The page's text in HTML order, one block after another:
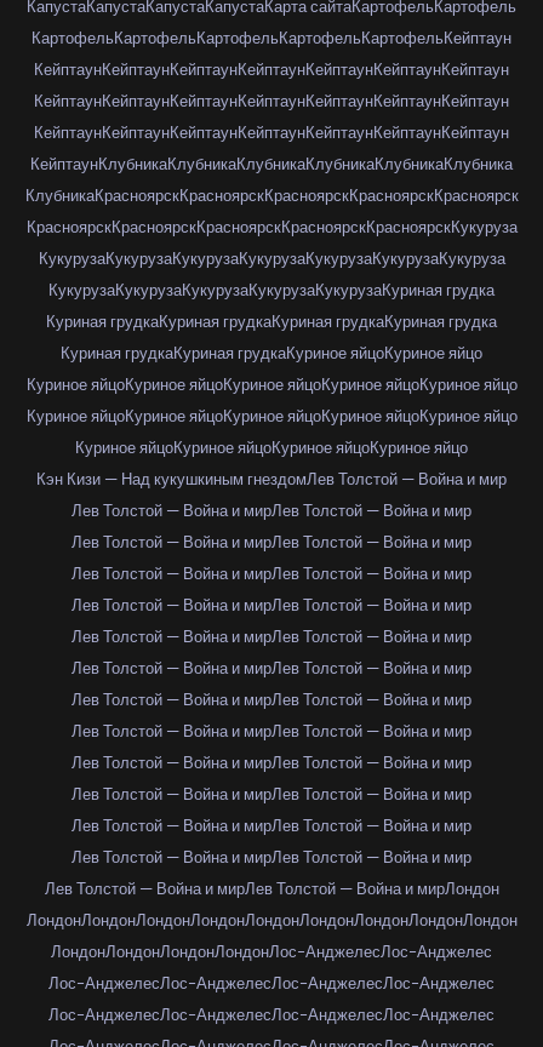
КапустаКапустаКапустаКапустаКарта сайтаКартофельКартофель
КартофельКартофельКартофельКартофельКартофельКейптаун
КейптаунКейптаунКейптаунКейптаунКейптаунКейптаунКейптаун
КейптаунКейптаунКейптаунКейптаунКейптаунКейптаунКейптаун
КейптаунКейптаунКейптаунКейптаунКейптаунКейптаунКейптаун
КейптаунКлубникаКлубникаКлубникаКлубникаКлубникаКлубника
КлубникаКрасноярскКрасноярскКрасноярскКрасноярскКрасноярск
КрасноярскКрасноярскКрасноярскКрасноярскКрасноярскКукуруза
КукурузаКукурузаКукурузаКукурузаКукурузаКукурузаКукуруза
КукурузаКукурузаКукурузаКукурузаКукурузаКуриная грудка
Куриная грудкаКуриная грудкаКуриная грудкаКуриная грудка
Куриная грудкаКуриная грудкаКуриное яйцоКуриное яйцо
Куриное яйцоКуриное яйцоКуриное яйцоКуриное яйцоКуриное яйцо
Куриное яйцоКуриное яйцоКуриное яйцоКуриное яйцоКуриное яйцо
Куриное яйцоКуриное яйцоКуриное яйцоКуриное яйцо
Кэн Кизи — Над кукушкиным гнездомЛев Толстой — Война и мир
Лев Толстой — Война и мирЛев Толстой — Война и мир
Лев Толстой — Война и мирЛев Толстой — Война и мир
Лев Толстой — Война и мирЛев Толстой — Война и мир
Лев Толстой — Война и мирЛев Толстой — Война и мир
Лев Толстой — Война и мирЛев Толстой — Война и мир
Лев Толстой — Война и мирЛев Толстой — Война и мир
Лев Толстой — Война и мирЛев Толстой — Война и мир
Лев Толстой — Война и мирЛев Толстой — Война и мир
Лев Толстой — Война и мирЛев Толстой — Война и мир
Лев Толстой — Война и мирЛев Толстой — Война и мир
Лев Толстой — Война и мирЛев Толстой — Война и мир
Лев Толстой — Война и мирЛев Толстой — Война и мир
Лев Толстой — Война и мирЛев Толстой — Война и мирЛондон
ЛондонЛондонЛондонЛондонЛондонЛондонЛондонЛондонЛондон
ЛондонЛондонЛондонЛондонЛос-АнджелесЛос-Анджелес
Лос-АнджелесЛос-АнджелесЛос-АнджелесЛос-Анджелес
Лос-АнджелесЛос-АнджелесЛос-АнджелесЛос-Анджелес